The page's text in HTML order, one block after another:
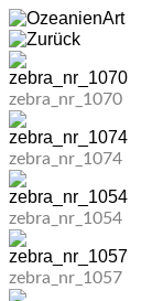
zebra_nr_1070
zebra_nr_1074
zebra_nr_1054
zebra_nr_1057